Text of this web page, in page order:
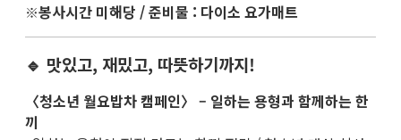
※봉사시간 미해당 / 준비물 : 다이소 요가매트
🔹 맛있고, 재밌고, 따뜻하기까지!
〈청소년 월요밥차 캠페인〉 – 일하는 용형과 함께하는 한
끼